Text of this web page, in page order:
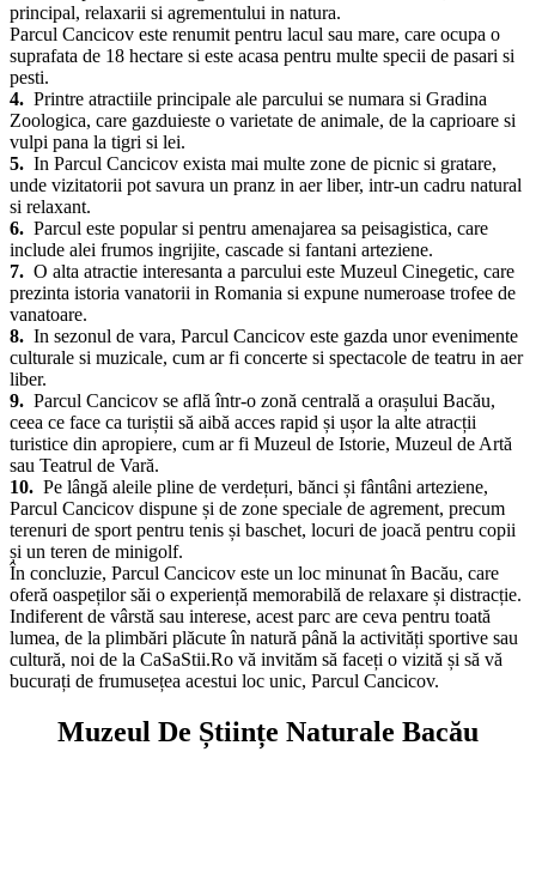
1.Parcul Cancicov din Bacau este unul dintre cele mai mari si mai
frumoase parcuri din Romania, cu o suprafata de 75 de hectare.
2.Acest parc a fost inaugurat in anul 1970 si este dedicat, in
principal, relaxarii si agrementului in natura.
Parcul Cancicov este renumit pentru lacul sau mare, care ocupa o
suprafata de 18 hectare si este acasa pentru multe specii de pasari si
pesti.
4. Printre atractiile principale ale parcului se numara si Gradina
Zoologica, care gazduieste o varietate de animale, de la caprioare si
vulpi pana la tigri si lei.
5. In Parcul Cancicov exista mai multe zone de picnic si gratare,
unde vizitatorii pot savura un pranz in aer liber, intr-un cadru natural
si relaxant.
6.Parcul este popular si pentru amenajarea sa peisagistica, care
include alei frumos ingrijite, cascade si fantani arteziene.
7. O alta atractie interesanta a parcului este Muzeul Cinegetic, care
prezinta istoria vanatorii in Romania si expune numeroase trofee de
vanatoare.
8. In sezonul de vara, Parcul Cancicov este gazda unor evenimente
culturale si muzicale, cum ar fi concerte si spectacole de teatru in aer
liber.
9. Parcul Cancicov se află într-o zonă centrală a orașului Bacău,
ceea ce face ca turiștii să aibă acces rapid și ușor la alte atracții
turistice din apropiere, cum ar fi Muzeul de Istorie, Muzeul de Artă
sau Teatrul de Vară.
10.Pe lângă aleile pline de verdețuri, bănci și fântâni arteziene,
Parcul Cancicov dispune și de zone speciale de agrement, precum
terenuri de sport pentru tenis și baschet, locuri de joacă pentru copii
și un teren de minigolf.
În concluzie, Parcul Cancicov este un loc minunat în Bacău, care
oferă oaspeților săi o experiență memorabilă de relaxare și distracție.
Indiferent de vârstă sau interese, acest parc are ceva pentru toată
cultură, noi de la CaSaStii.Ro vă invităm să faceți o vizită și să vă
bucurați de frumusețea acestui loc unic, Parcul Cancicov.